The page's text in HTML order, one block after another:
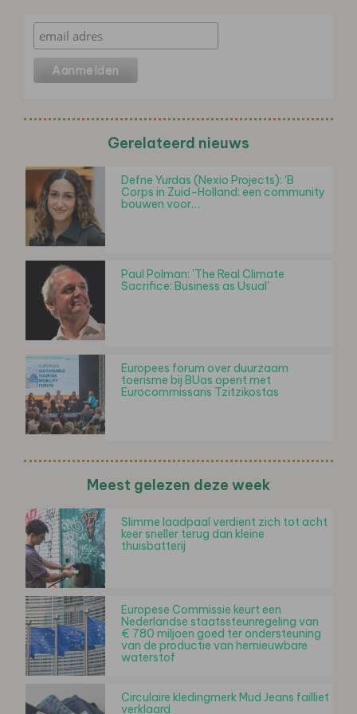
Gerelateerd nieuws
Defne Yurdas (Nexio Projects): 'B
Corps in Zuid-Holland: een community
bouwen voor…
Paul Polman: 'The Real Climate
Sacrifice: Business as Usual'
Europees forum over duurzaam
toerisme bij BUas opent met
Eurocommissaris Tzitzikostas
Meest gelezen deze week
Slimme laadpaal verdient zich tot acht
keer sneller terug dan kleine
thuisbatterij
Europese Commissie keurt een
Nederlandse staatssteunregeling van
€ 780 miljoen goed ter ondersteuning
van de productie van hernieuwbare
waterstof
Circulaire kledingmerk Mud Jeans failliet
verklaard